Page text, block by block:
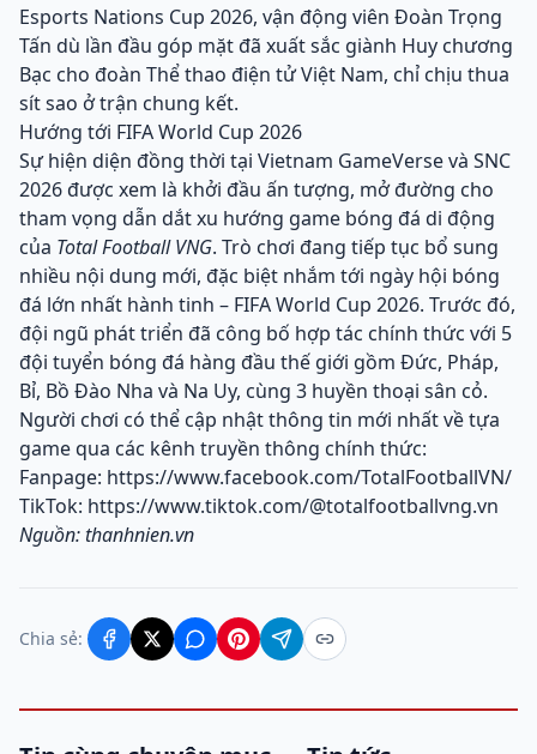
Esports Nations Cup 2026, vận động viên Đoàn Trọng
Tấn dù lần đầu góp mặt đã xuất sắc giành Huy chương
Bạc cho đoàn Thể thao điện tử Việt Nam, chỉ chịu thua
sít sao ở trận chung kết.
Hướng tới FIFA World Cup 2026
Sự hiện diện đồng thời tại Vietnam GameVerse và SNC
2026 được xem là khởi đầu ấn tượng, mở đường cho
tham vọng dẫn dắt xu hướng game bóng đá di động
của Total Football VNG. Trò chơi đang tiếp tục bổ sung
nhiều nội dung mới, đặc biệt nhắm tới ngày hội bóng
đá lớn nhất hành tinh – FIFA World Cup 2026. Trước đó,
đội ngũ phát triển đã công bố hợp tác chính thức với 5
đội tuyển bóng đá hàng đầu thế giới gồm Đức, Pháp,
Bỉ, Bồ Đào Nha và Na Uy, cùng 3 huyền thoại sân cỏ.
Người chơi có thể cập nhật thông tin mới nhất về tựa
game qua các kênh truyền thông chính thức:
Fanpage: https://www.facebook.com/TotalFootballVN/
TikTok: https://www.tiktok.com/@totalfootballvng.vn
Nguồn: thanhnien.vn
Chia sẻ: